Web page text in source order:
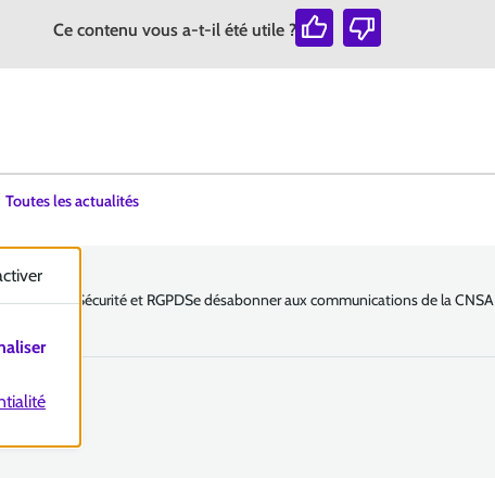
Ce contenu vous a-t-il été utile ?
Toutes les actualités
cookiesSécurité et RGPDSe désabonner aux communications de la CNSA